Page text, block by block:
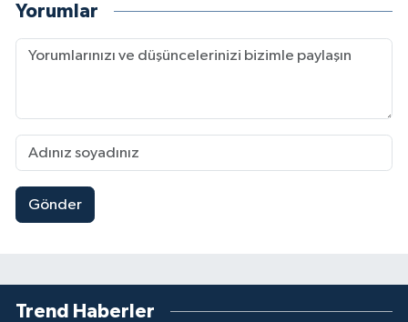
Yorumlar
Gönder
Trend Haberler